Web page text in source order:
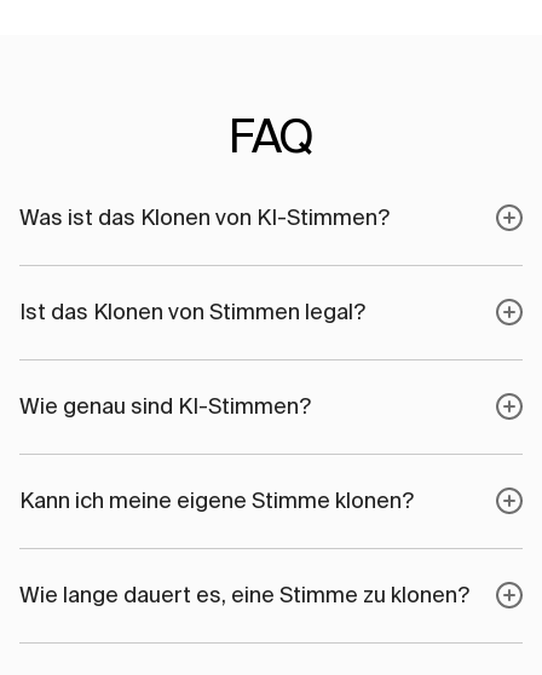
FAQ
Was ist das Klonen von KI-Stimmen?
Ist das Klonen von Stimmen legal?
Wie genau sind KI-Stimmen?
Kann ich meine eigene Stimme klonen?
Wie lange dauert es, eine Stimme zu klonen?